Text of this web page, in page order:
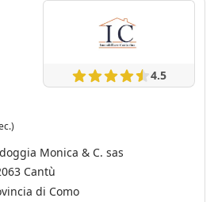
4.5
Monica & C. sas
Cantù
di Como